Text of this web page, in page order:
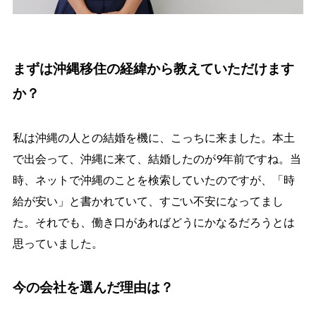
まずは沖縄移住の経緯から教えていただけます
か？
私は沖縄の人との結婚を機に、こっちに来ました。本土
で出会って、沖縄に来て、結婚したのが9年前ですね。当
時、ネットで沖縄のことを検索していたのですが、「時
給が安い」と書かれていて、すごい不安になってまし
た。それでも、働き口があればどうにかなるだろうとは
思っていました。
今の会社を選んだ理由は？